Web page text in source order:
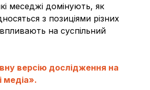
меседжі домінують, як
з позиціями різних
впливають на суспільний
версію дослідження на
медіа».